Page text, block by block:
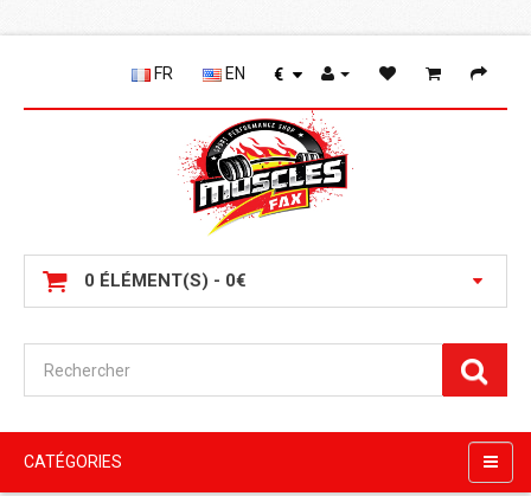
FR EN €
0 ÉLÉMENT(S) - 0€
CATÉGORIES